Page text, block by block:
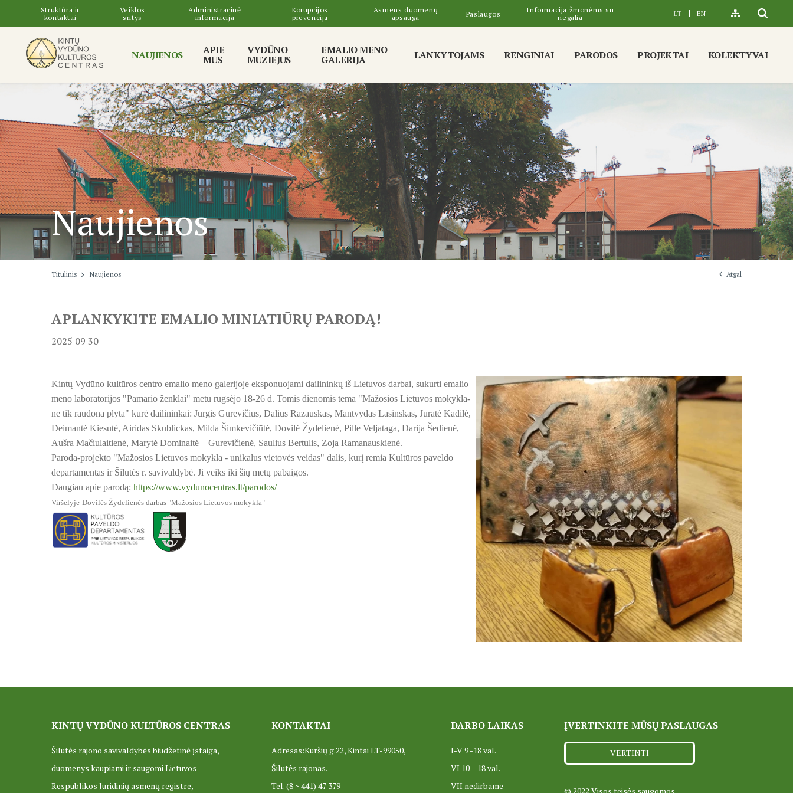
Struktūra ir
kontaktai
Veiklos
sritys
Administracinė
informacija
Korupcijos
prevencija
Asmens duomenų
apsauga
Paslaugos
Informacija žmonėms su
negalia
LT EN
NAUJIENOS APIE
MUS
VYDŪNO
MUZIEJUS
EMALIO MENO
GALERIJA LANKYTOJAMS RENGINIAI PARODOS PROJEKTAI KOLEKTYVAI
Naujienos
Titulinis Naujienos Atgal
APLANKYKITE EMALIO MINIATIŪRŲ PARODĄ!
2025 09 30
Kintų Vydūno kultūros centro emalio meno galerijoje eksponuojami dailininkų iš Lietuvos darbai, sukurti emalio
meno laboratorijos "Pamario ženklai" metu rugsėjo 18-26 d. Tomis dienomis tema "Mažosios Lietuvos mokykla-
ne tik raudona plyta" kūrė dailininkai: Jurgis Gurevičius, Dalius Razauskas, Mantvydas Lasinskas, Jūratė Kadilė,
Deimantė Kiesutė, Airidas Skublickas, Milda Šimkevičiūtė, Dovilė Žydelienė, Pille Veljataga, Darija Šedienė,
Aušra Mačiulaitienė, Marytė Dominaitė – Gurevičienė, Saulius Bertulis, Zoja Ramanauskienė.
Paroda-projekto "Mažosios Lietuvos mokykla - unikalus vietovės veidas" dalis, kurį remia Kultūros paveldo
departamentas ir Šilutės r. savivaldybė. Ji veiks iki šių metų pabaigos.
Daugiau apie parodą: https://www.vydunocentras.lt/parodos/
Viršelyje-Dovilės Žydelienės darbas "Mažosios Lietuvos mokykla"
KINTŲ VYDŪNO KULTŪROS CENTRAS
Šilutės rajono savivaldybės biudžetinė įstaiga,
duomenys kaupiami ir saugomi Lietuvos
Respublikos Juridinių asmenų registre,
KONTAKTAI
Adresas:Kuršių g.22, Kintai LT-99050,
Šilutės rajonas.
Tel. (8 ~ 441) 47 379
DARBO LAIKAS
I-V 9 -18 val.
VI 10 – 18 val.
VII nedirbame
ĮVERTINKITE MŪSŲ PASLAUGAS
VERTINTI